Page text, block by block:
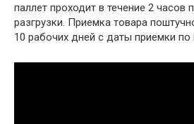
паллет проходит в течение 2 часов
разгрузки. Приемка товара
10 рабочих дней с даты приемки по